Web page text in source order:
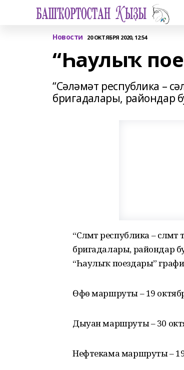
Новости 20 ОКТЯБРЯ 2020, 12:54
“Һаулыҡ
“Сәләмәт республика –
бригадалары, райондар
“Сәләмәт республика –
бригадалары, райондар
“Һаулыҡ поездары”
Өфө маршруты – 19
Дыуан маршруты – 30
Нефтекама маршруты – 19